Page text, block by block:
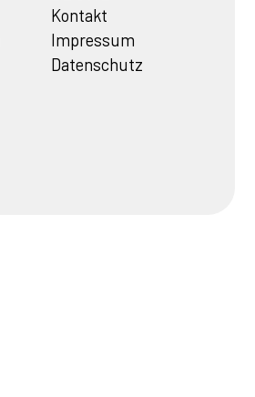
Kontakt
Impressum
Datenschutz